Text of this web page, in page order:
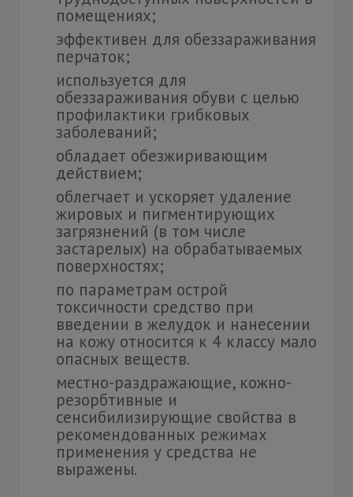
помещениях;
эффективен для обеззараживания
перчаток;
используется для
обеззараживания обуви с целью
профилактики грибковых
заболеваний;
обладает обезжиривающим
действием;
облегчает и ускоряет удаление
жировых и пигментирующих
загрязнений (в том числе
застарелых) на обрабатываемых
поверхностях;
по параметрам острой
токсичности средство при
введении в желудок и нанесении
на кожу относится к 4 классу мало
опасных веществ.
местно-раздражающие, кожно-
резорбтивные и
сенсибилизирующие свойства в
рекомендованных режимах
применения у средства не
выражены.